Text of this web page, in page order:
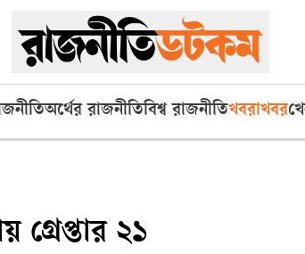
অর্থের রাজনীতিবিশ্ব রাজনীতিখবরাখবর
২১